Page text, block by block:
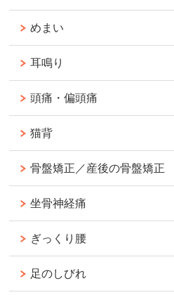
めまい
耳鳴り
頭痛・偏頭痛
猫背
骨盤矯正／産後の骨盤矯正
坐骨神経痛
ぎっくり腰
足のしびれ